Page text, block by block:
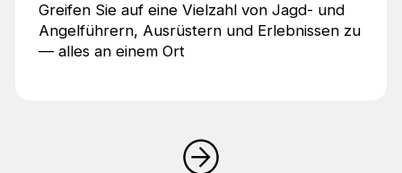
Greifen Sie auf eine Vielzahl von Jagd- und
Angelführern, Ausrüstern und Erlebnissen zu
— alles an einem Ort